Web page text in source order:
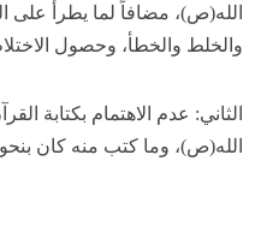
الله(ص)، مضافاً لما يطرأ على
والخلط والخطأ، وحصول
الثاني: عدم الاهتمام بكتابة
الله(ص)، وما كتب منه كان